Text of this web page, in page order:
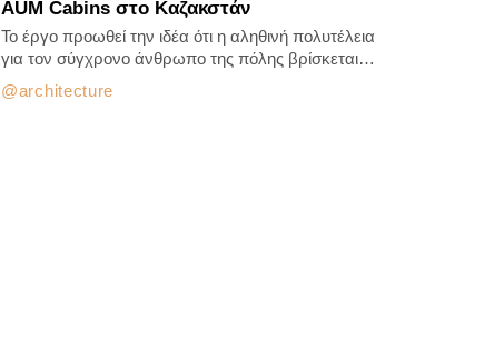
AUM Cabins στο Καζακστάν
architecture
Το έργο προωθεί την ιδέα ότι η αληθινή πολυτέλεια
για τον σύγχρονο άνθρωπο της πόλης βρίσκεται…